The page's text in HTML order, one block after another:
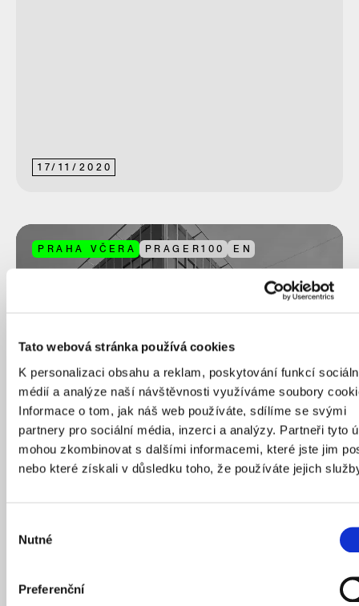
Tato webová stránka používá cookies
K personalizaci obsahu a reklam, poskytování funkcí
médií a analýze naší návštěvnosti využíváme soubory
Informace o tom, jak náš web používáte, sdílíme se svými
partnery pro sociální média, inzerci a analýzy. Partneři tyto
mohou zkombinovat s dalšími informacemi, které jste jim
nebo které získali v důsledku toho, že používáte jejich
souhlasu
Nutné
Preferenční
17/ 11/ 2020
PRAHA VČERA PRAGER100 EN
jejich historie?